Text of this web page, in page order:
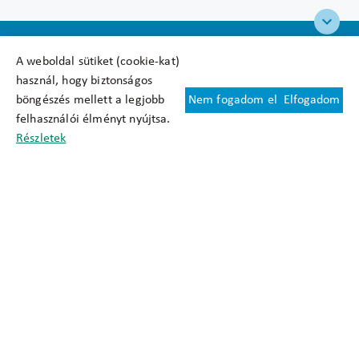
A weboldal sütiket (cookie-kat)
használ, hogy biztonságos
böngészés mellett a legjobb
felhasználói élményt nyújtsa.
Részletek
Nem fogadom el Elfogadom
Felhasználási feltételek